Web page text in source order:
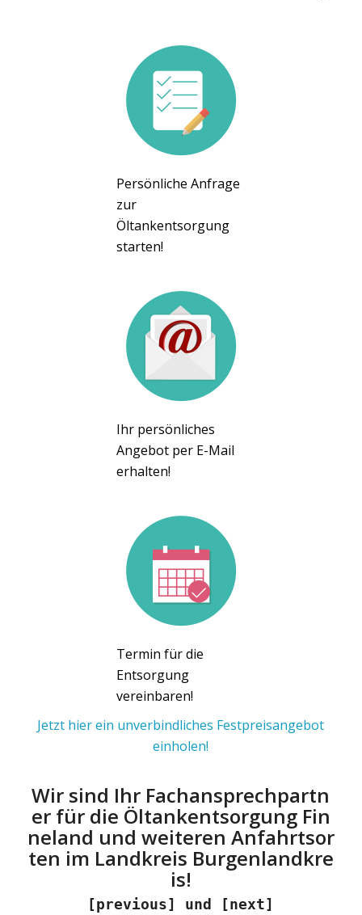
Persönliche Anfrage
zur
Öltankentsorgung
starten!
Ihr persönliches
Angebot per E-Mail
erhalten!
Termin für die
Entsorgung
vereinbaren!
Jetzt hier ein unverbindliches Festpreisangebot
einholen!
Wir sind Ihr Fachansprechpartn
er für die Öltankentsorgung Fin
neland und weiteren Anfahrtsor
ten im Landkreis Burgenlandkre
is!
[previous] und [next]